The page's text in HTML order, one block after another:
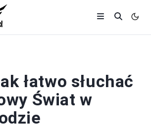
łatwo słuchać
Świat w